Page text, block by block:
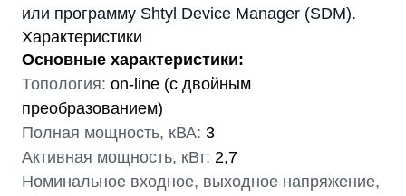
или программу Shtyl Device Manager (SDM).
Характеристики
Основные характеристики:
Топология: on-line (с двойным
преобразованием)
Полная мощность, кВА: 3
Активная мощность, кВт: 2,7
Номинальное входное, выходное напряжение,